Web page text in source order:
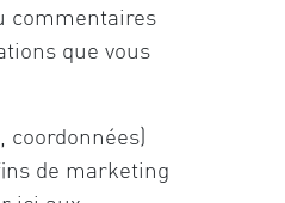
commentaires
que vous
coordonnées)
de marketing